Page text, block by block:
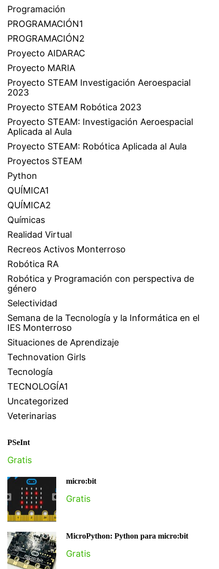
Programación
PROGRAMACIÓN1
PROGRAMACIÓN2
Proyecto AIDARAC
Proyecto MARIA
Proyecto STEAM Investigación Aeroespacial
2023
Proyecto STEAM Robótica 2023
Proyecto STEAM: Investigación Aeroespacial
Aplicada al Aula
Proyecto STEAM: Robótica Aplicada al Aula
Proyectos STEAM
Python
QUÍMICA1
QUÍMICA2
Químicas
Realidad Virtual
Recreos Activos Monterroso
Robótica RA
Robótica y Programación con perspectiva de
género
Selectividad
Semana de la Tecnología y la Informática en el
IES Monterroso
Situaciones de Aprendizaje
Technovation Girls
Tecnología
TECNOLOGÍA1
Uncategorized
Veterinarias
PSeInt
Gratis
micro:bit
Gratis
MicroPython: Python para micro:bit
Gratis